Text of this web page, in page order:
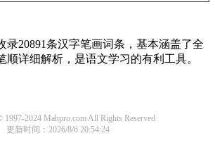
录20891条汉字笔画词条，基本涵盖了全
顺详细解析，是语文学习的有利工具。
1997-2024 Mahpro.com All Rights Reserved
更新时间：2026/8/6 20:54:24